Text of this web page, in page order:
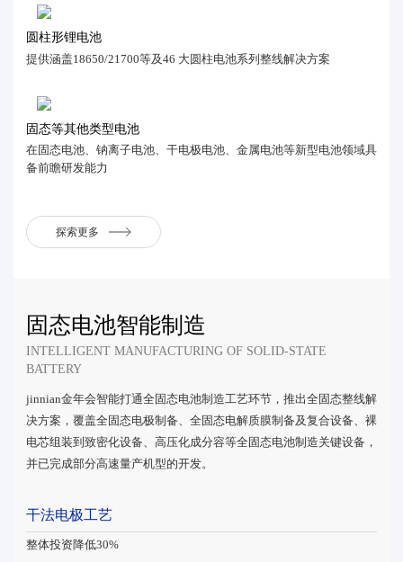
圆柱形锂电池
提供涵盖18650/21700等及46 大圆柱电池系列整线解决方案
固态等其他类型电池
在固态电池、钠离子电池、干电极电池、金属电池等新型电池领域具
备前瞻研发能力
探索更多
固态电池智能制造
INTELLIGENT MANUFACTURING OF SOLID-STATE
BATTERY
jinnian金年会智能打通全固态电池制造工艺环节，推出全固态整线解
决方案，覆盖全固态电极制备、全固态电解质膜制备及复合设备、裸
电芯组装到致密化设备、高压化成分容等全固态电池制造关键设备，
并已完成部分高速量产机型的开发。
干法电极工艺
整体投资降低30%